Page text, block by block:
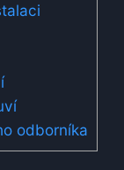
odborníka